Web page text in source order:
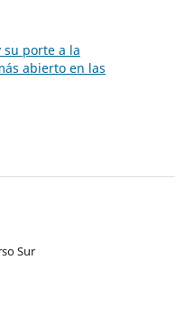
su porte a la
abierto en las
Sur